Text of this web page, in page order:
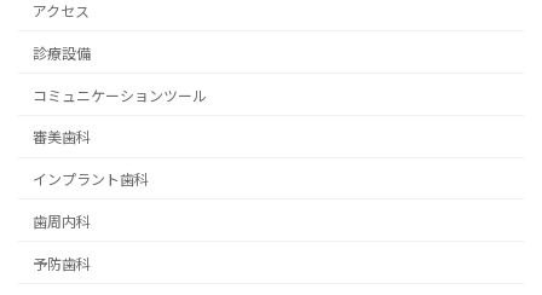
アクセス
診療設備
コミュニケーションツール
審美歯科
インプラント歯科
歯周内科
予防歯科